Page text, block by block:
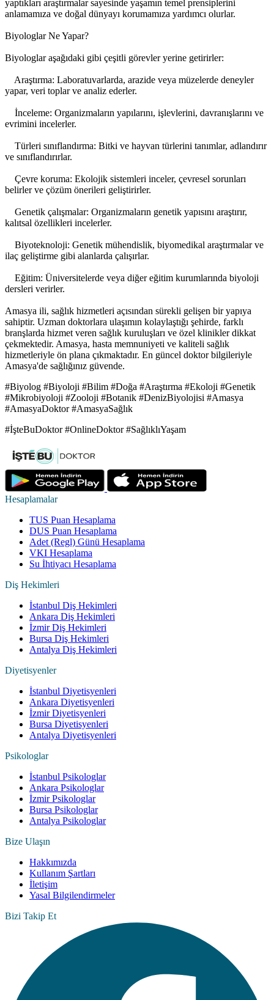
yaptıkları araştırmalar sayesinde yaşamın temel prensiplerini
anlamamıza ve doğal dünyayı korumamıza yardımcı olurlar.
Biyologlar Ne Yapar?
Biyologlar aşağıdaki gibi çeşitli görevler yerine getirirler:
Araştırma: Laboratuvarlarda, arazide veya müzelerde deneyler
yapar, veri toplar ve analiz ederler.
İnceleme: Organizmaların yapılarını, işlevlerini, davranışlarını ve
evrimini incelerler.
Türleri sınıflandırma: Bitki ve hayvan türlerini tanımlar, adlandırır
ve sınıflandırırlar.
Çevre koruma: Ekolojik sistemleri inceler, çevresel sorunları
belirler ve çözüm önerileri geliştirirler.
Genetik çalışmalar: Organizmaların genetik yapısını araştırır,
kalıtsal özellikleri incelerler.
Biyoteknoloji: Genetik mühendislik, biyomedikal araştırmalar ve
ilaç geliştirme gibi alanlarda çalışırlar.
Eğitim: Üniversitelerde veya diğer eğitim kurumlarında biyoloji
dersleri verirler.
Amasya ili, sağlık hizmetleri açısından sürekli gelişen bir yapıya
sahiptir. Uzman doktorlara ulaşımın kolaylaştığı şehirde, farklı
branşlarda hizmet veren sağlık kuruluşları ve özel klinikler dikkat
çekmektedir. Amasya, hasta memnuniyeti ve kaliteli sağlık
hizmetleriyle ön plana çıkmaktadır. En güncel doktor bilgileriyle
Amasya'de sağlığınız güvende.
#Biyolog #Biyoloji #Bilim #Doğa #Araştırma #Ekoloji #Genetik
#Mikrobiyoloji #Zooloji #Botanik #DenizBiyolojisi #Amasya
#AmasyaDoktor #AmasyaSağlık
#İşteBuDoktor #OnlineDoktor #SağlıklıYaşam
Hesaplamalar
TUS Puan Hesaplama
DUS Puan Hesaplama
Adet (Regl) Günü Hesaplama
VKI Hesaplama
Su İhtiyacı Hesaplama
Diş Hekimleri
İstanbul Diş Hekimleri
Ankara Diş Hekimleri
İzmir Diş Hekimleri
Bursa Diş Hekimleri
Antalya Diş Hekimleri
Diyetisyenler
İstanbul Diyetisyenleri
Ankara Diyetisyenleri
İzmir Diyetisyenleri
Bursa Diyetisyenleri
Antalya Diyetisyenleri
Psikologlar
İstanbul Psikologlar
Ankara Psikologlar
İzmir Psikologlar
Bursa Psikologlar
Antalya Psikologlar
Bize Ulaşın
Hakkımızda
Kullanım Şartları
İletişim
Yasal Bilgilendirmeler
Bizi Takip Et